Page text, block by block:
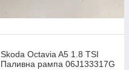
Skoda Octavia A5 1.8 TSI
Паливна рампа 06J133317G